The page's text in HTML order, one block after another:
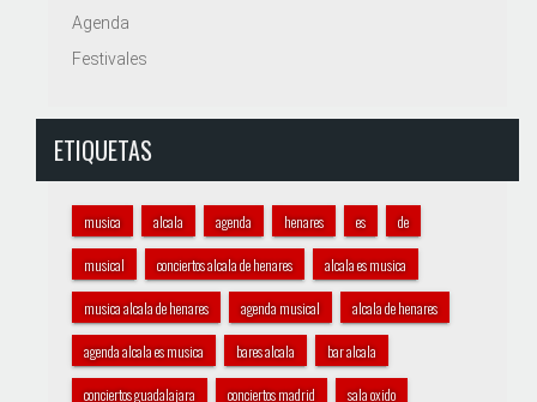
Agenda
Festivales
ETIQUETAS
musica alcala agenda henares es de
musical conciertos alcala de henares alcala es musica
musica alcala de henares agenda musical alcala de henares
agenda alcala es musica bares alcala bar alcala
conciertos guadalajara conciertos madrid sala oxido